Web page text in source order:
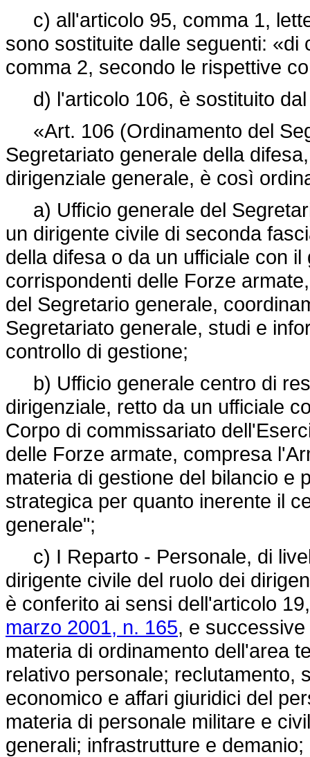
c) all'articolo 95, comma 1,
sono sostituite dalle seguenti:
comma 2, secondo le rispettive
d) l'articolo 106, è sostituito dal
«Art. 106 (Ordinamento del
Segretariato generale della
dirigenziale generale, è così
a) Ufficio generale del
un dirigente civile di seconda
della difesa o da un ufficiale con
corrispondenti delle Forze
del Segretario generale,
Segretariato generale, studi e
controllo di gestione;
b) Ufficio generale centro di
dirigenziale, retto da un ufficiale
Corpo di commissariato
delle Forze armate, compresa
materia di gestione del bilancio e
strategica per quanto inerente il
generale";
c) I Reparto - Personale, di
dirigente civile del ruolo dei
è conferito ai sensi dell'articolo
marzo 2001, n. 165, e
materia di ordinamento dell'area
relativo personale; reclutamento,
economico e affari giuridici del
materia di personale militare e
generali; infrastrutture e